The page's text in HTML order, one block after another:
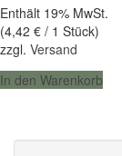
war:
19,64 €
ist:
17,68 €.
Enthält 19% MwSt.
(4,42 € / 1 Stück)
zzgl. Versand
In den Warenkorb